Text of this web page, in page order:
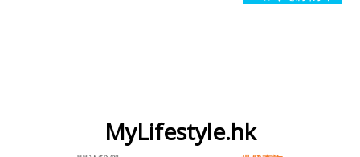
MyLifestyle.hk